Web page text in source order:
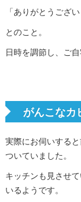
「ありがとうござ
とのこと。
日時を調節し、ご
がんこなカ
実際にお伺いする
ついていました。
キッチンも見させ
いるようです。